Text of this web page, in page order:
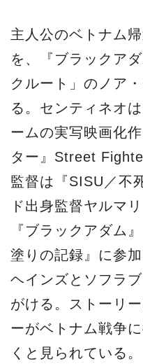
主人公のベトナム
を、『ブラックア
クルート」のノア
る。センティネオ
ームの実写映画化
ター』Street
監督は『SISU／不
ド出身監督ヤルマ
『ブラックアダム
塗りの記録』に参
ヘインズとソフラ
がける。ストーリ
ーがベトナム戦争
くと見られている。